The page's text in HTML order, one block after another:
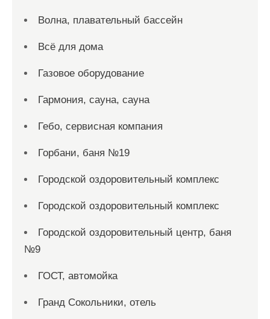
Волна, плавательный бассейн
Всё для дома
Газовое оборудование
Гармония, сауна, сауна
Гебо, сервисная компания
Горбани, баня №19
Городской оздоровительный комплекс
Городской оздоровительный комплекс
Городской оздоровительный центр, баня
№9
ГОСТ, автомойка
Гранд Сокольники, отель